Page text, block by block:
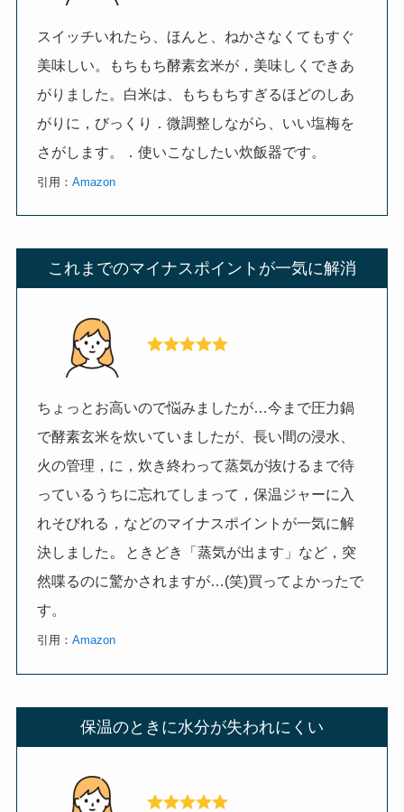
スイッチいれたら、ほんと、ねかさなくてもすぐ
美味しい。もちもち酵素玄米が，美味しくできあ
がりました。白米は、もちもちすぎるほどのしあ
がりに，びっくり．微調整しながら、いい塩梅を
さがします。．使いこなしたい炊飯器です。
引用：Amazon
これまでのマイナスポイントが一気に解消
ちょっとお高いので悩みましたが…今まで圧力鍋
で酵素玄米を炊いていましたが、長い間の浸水、
火の管理，に，炊き終わって蒸気が抜けるまで待
っているうちに忘れてしまって，保温ジャーに入
れそびれる，などのマイナスポイントが一気に解
決しました。
ときどき「蒸気が出ます」など，突
然喋るのに驚かされますが…(笑)買ってよかったで
す。
引用：Amazon
保温のときに水分が失われにくい